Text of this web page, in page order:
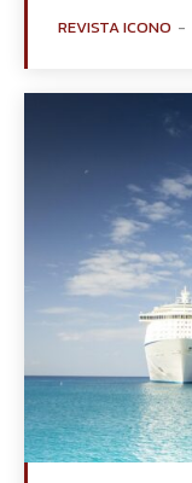
REVISTA ICONO -